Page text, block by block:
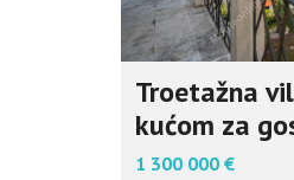
Troetažna
kućom za
1 300 000 €